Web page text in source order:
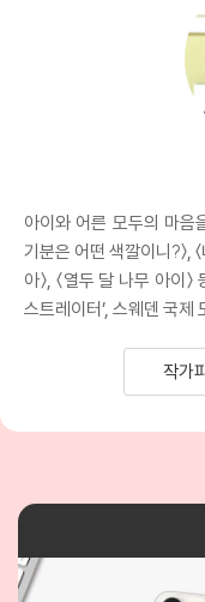
아이와 어른 모두의 마음
기분은 어떤 색깔이니?〉,
아〉, 〈열두 달 나무 아이
스트레이터’, 스웨덴 국제
작가